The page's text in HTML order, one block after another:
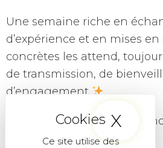
Ce site utilise des
X
Une semaine riche en
d’expérience et en mises
concrètes les attend,
de transmission, de
d’engagement
Le compte à rebours est